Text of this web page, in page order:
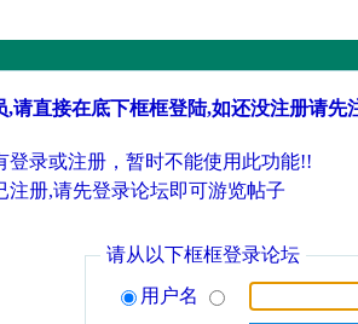
,请直接在底下框框登陆,如还没注册请先
登录或注册，暂时不能使用此功能!!
注册,请先登录论坛即可游览帖子
请从以下框框登录论坛
用户名